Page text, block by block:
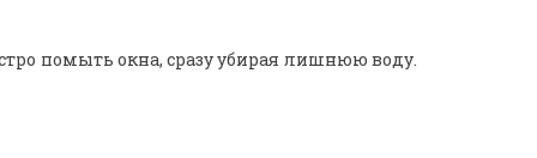
помыть окна, сразу убирая лишнюю воду.